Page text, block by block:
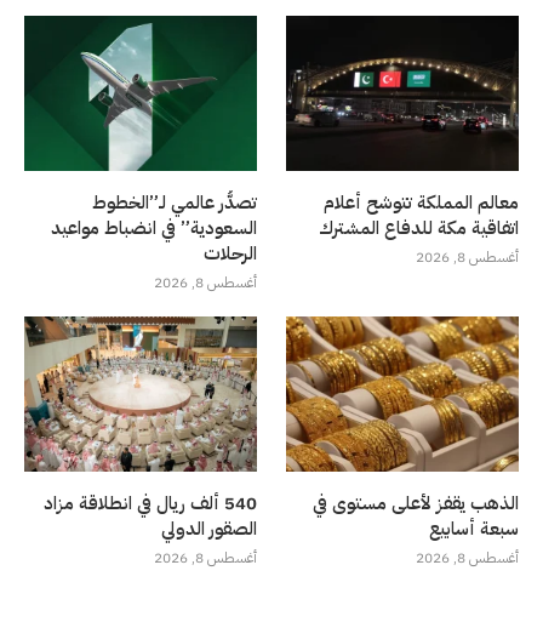
معالم المملكة تتوشح أعلام
اتفاقية مكة للدفاع المشترك
أغسطس 8, 2026
تصدُّر عالمي لـ”الخطوط
السعودية” في انضباط مواعيد
الرحلات
أغسطس 8, 2026
الذهب يقفز لأعلى مستوى في
سبعة أسابيع
أغسطس 8, 2026
540 ألف ريال في انطلاقة مزاد
الصقور الدولي
أغسطس 8, 2026